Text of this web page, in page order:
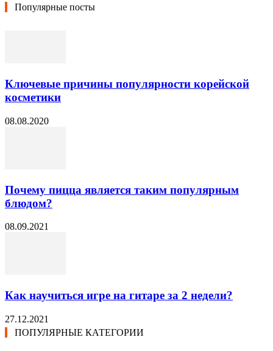
Популярные посты
Ключевые причины популярности корейской
косметики
08.08.2020
Почему пицца является таким популярным
блюдом?
08.09.2021
Как научиться игре на гитаре за 2 недели?
27.12.2021
ПОПУЛЯРНЫЕ КАТЕГОРИИ